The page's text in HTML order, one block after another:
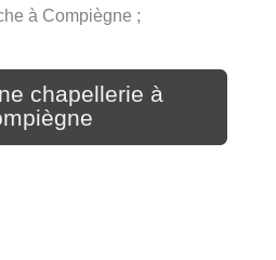
à Compiègne ;
chapellerie à